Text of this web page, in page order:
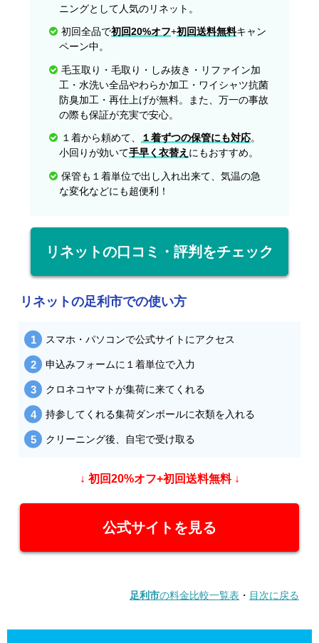
ニングとして人気のリネット。
初回全品で初回20%オフ+初回送料無料キャン
ペーン中。
毛玉取り・毛取り・しみ抜き・リファイン加
工・水洗い全品やわらか加工・ワイシャツ抗菌
防臭加工・再仕上げが無料。また、万一の事故
の際も保証が充実で安心。
１着から頼めて、 １着ずつの保管にも対応。
小回りが効いて手早く衣替え にもおすすめ。
保管も１着単位で出し入れ出来て、気温の急
な変化などにも超便利！
リネットの口コミ・評判をチェック
リネットの足利市での使い方
スマホ・パソコンで公式サイトにアクセス
申込みフォームに１着単位で入力
クロネコヤマトが集荷に来てくれる
持参してくれる集荷ダンボールに衣類を入れる
クリーニング後、自宅で受け取る
↓ 初回20%オフ+初回送料無料 ↓
公式サイトを見る
足利市の料金比較一覧表 ・ 目次に戻る